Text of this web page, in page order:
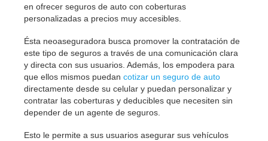
en ofrecer seguros de auto con coberturas
personalizadas a precios muy accesibles.
Ésta neoaseguradora busca promover la contratación de
este tipo de seguros a través de una comunicación clara
y directa con sus usuarios. Además, los empodera para
que ellos mismos puedan cotizar un seguro de auto
directamente desde su celular y puedan personalizar y
contratar las coberturas y deducibles que necesiten sin
depender de un agente de seguros.
Esto le permite a sus usuarios asegurar sus vehículos